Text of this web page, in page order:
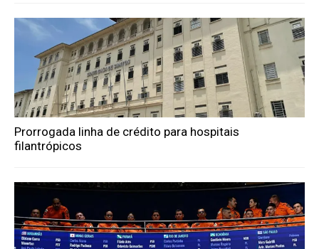
Prorrogada linha de crédito para hospitais
filantrópicos